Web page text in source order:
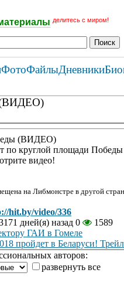
делитесь с миром!
ФотоФайлыДневники
(ВИДЕО)
(ВИДЕО)
по круглой площади
видео!
на Либмонстре в другой
hit.by/video/336
дней(я) назад 0
1589
ГАИ в Гомеле
пройдет в Беларуси!
авторов:
развернуть все